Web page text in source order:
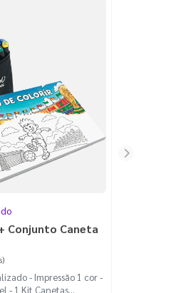
Conjunto Caneta
- Impressão 1 cor -
- 1 Kit Canetas